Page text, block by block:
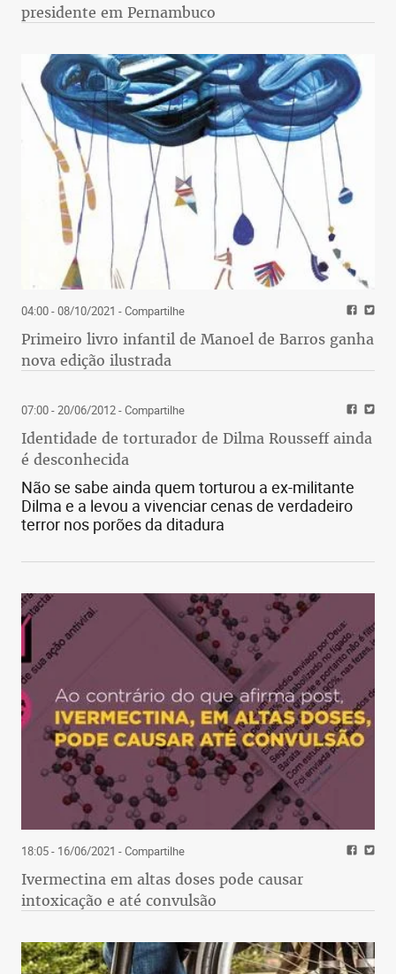
presidente em Pernambuco
04:00 - 08/10/2021 - Compartilhe
Primeiro livro infantil de Manoel de Barros ganha
nova edição ilustrada
07:00 - 20/06/2012- Compartilhe
Identidade de torturador de Dilma Rousseff ainda
é desconhecida
Não se sabe ainda quem torturou a ex-militante
Dilma e a levou a vivenciar cenas de verdadeiro
terror nos porões da ditadura
18:05 - 16/06/2021 - Compartilhe
Ivermectina em altas doses pode causar
intoxicação e até convulsão